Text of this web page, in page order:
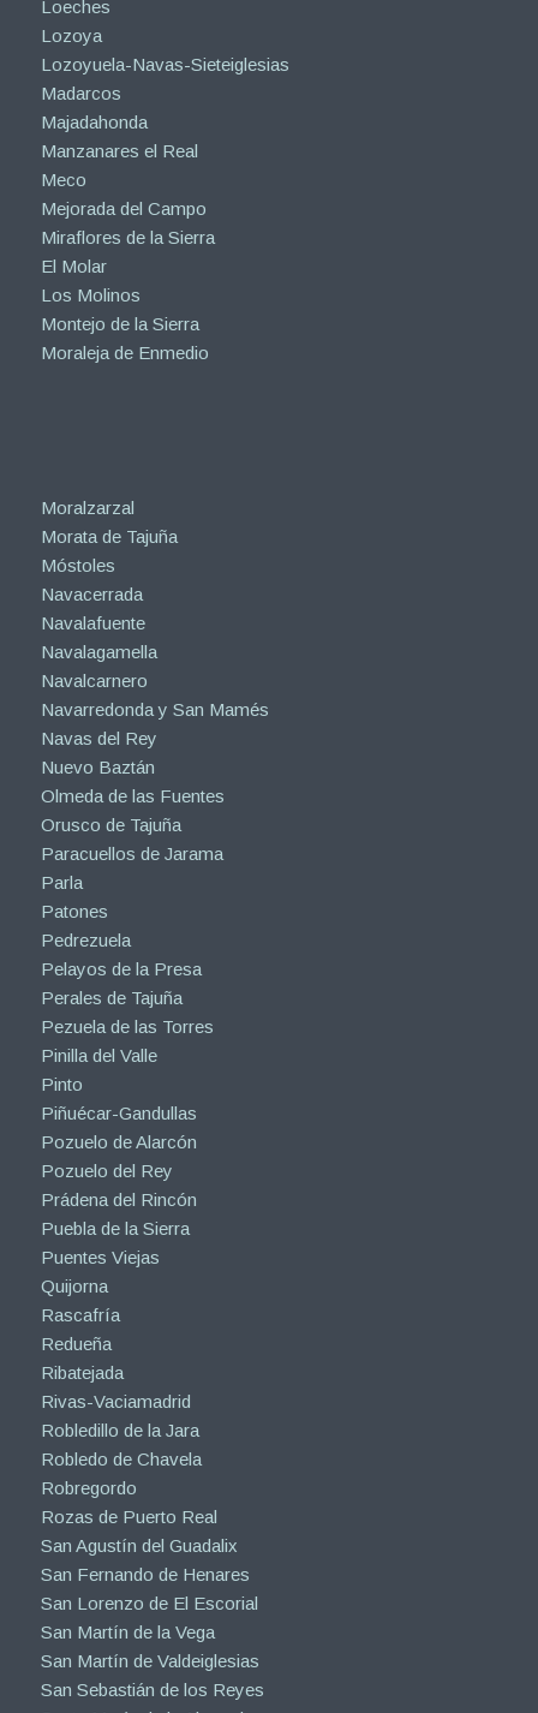
Loeches
Lozoya
Lozoyuela-Navas-Sieteiglesias
Madarcos
Majadahonda
Manzanares el Real
Meco
Mejorada del Campo
Miraflores de la Sierra
El Molar
Los Molinos
Montejo de la Sierra
Moraleja de Enmedio
Moralzarzal
Morata de Tajuña
Móstoles
Navacerrada
Navalafuente
Navalagamella
Navalcarnero
Navarredonda y San Mamés
Navas del Rey
Nuevo Baztán
Olmeda de las Fuentes
Orusco de Tajuña
Paracuellos de Jarama
Parla
Patones
Pedrezuela
Pelayos de la Presa
Perales de Tajuña
Pezuela de las Torres
Pinilla del Valle
Pinto
Piñuécar-Gandullas
Pozuelo de Alarcón
Pozuelo del Rey
Prádena del Rincón
Puebla de la Sierra
Puentes Viejas
Quijorna
Rascafría
Redueña
Ribatejada
Rivas-Vaciamadrid
Robledillo de la Jara
Robledo de Chavela
Robregordo
Rozas de Puerto Real
San Agustín del Guadalix
San Fernando de Henares
San Lorenzo de El Escorial
San Martín de la Vega
San Martín de Valdeiglesias
San Sebastián de los Reyes